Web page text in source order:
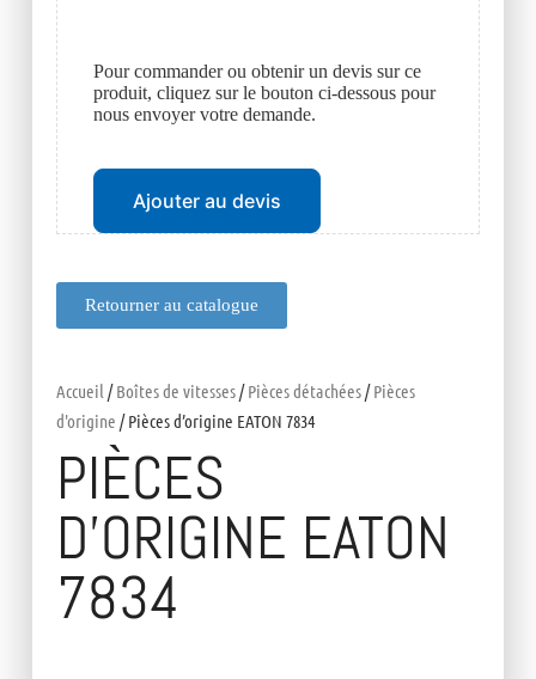
Retourner au catalogue
Accueil /Boîtes de vitesses/Pièces détachées/Pièces
d'origine / Pièces d’origine EATON 7834
PIÈCES
D’ORIGINE EATON
7834
Pour commander ou obtenir un devis sur ce
produit, cliquez sur le bouton ci-dessous pour
nous envoyer votre demande.
Ajouter au devis